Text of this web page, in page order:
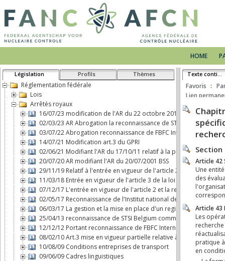
HOME
Législation Profils Thèmes
Réglementation fédérale
Lois
Arrêtés royaux
16/07/23 modification de l'AR du 22 octobre 2017 concernant
02/03/23 AR Abrogation la reconnaissance de STSI Belgium
03/07/22 Abrogation reconnaissance de FBFC International
14/07/21 Modification art.3 du GPRI
02/06/21 Modifiant l'AR du 17/10/11 relatif à la protection
20/07/20 AR modifiant l'AR du 20/07/2001 BSS
29/11/19 Relatif à l'entrée en vigueur de l'article 2, b), de la loi
11/03/18 Entrée en vigueur de l'article 3 de la loi du 7 mai
07/12/17 L'entrée en vigueur de l'article 2 et la responsabilité
02/05/17 Reconnaissance de l'Institut national des
06/03/17 La gestion et la mise en place d'un registre
25/04/13 reconnaissance de STSI Belgium comme transporteur
12/12/12 Portant reconnaissance de FBFC International comme
08/02/10 Art.3 mise en vigueur partielle relative à l'AFCN
10/08/09 Conditions entreprises de transport
09/06/09 Cadres linguistiques
Texte continu
Favoris
Lien